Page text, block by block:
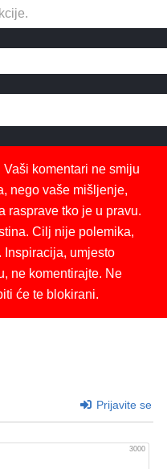
Vaši komentari ne smiju
nego vaše mišljenje,
rasprave tko je u pravu.
Cilj nije polemika,
Inspiracija, umjesto
ne komentirajte. Ne
će te blokirani.
Prijavite se
3000